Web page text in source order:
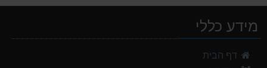
מידע כללי
דף הבית499.00 ₪